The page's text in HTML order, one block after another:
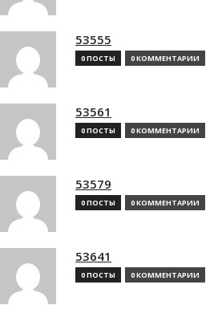
53555
0 ПОСТЫ 0 КОММЕНТАРИИ
53561
0 ПОСТЫ 0 КОММЕНТАРИИ
53579
0 ПОСТЫ 0 КОММЕНТАРИИ
53641
0 ПОСТЫ 0 КОММЕНТАРИИ